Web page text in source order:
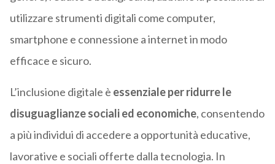
utilizzare strumenti digitali come computer,
smartphone e connessione a internet in modo
efficace e sicuro.
L’inclusione digitale è essenziale per ridurre le
disuguaglianze sociali ed economiche, consentendo
a più individui di accedere a opportunità educative,
lavorative e sociali offerte dalla tecnologia. In